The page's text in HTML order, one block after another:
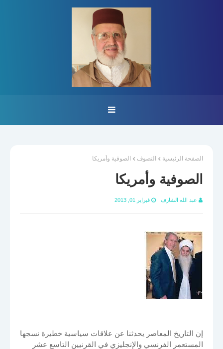
الصفحة الرئيسية التصوف الصوفية وأمريكا
الصوفية وأمريكا
عبد الله الشارف فبراير 01, 2013
إن التاريخ المعاصر يحدثنا عن علاقات سياسية خطيرة نسجها
المستعمر الفرنسي والإنجليزي في القرنيين التاسع عشر